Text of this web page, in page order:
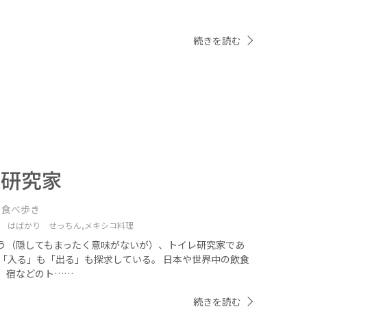
続きを読む
究家
食べ歩き
はばかり せっちん, メキシコ料理
（隠してもまったく意味がないが）、トイレ研究家であ
入る」も「出る」も探求している。 日本や世界中の飲食
宿などのト……
続きを読む